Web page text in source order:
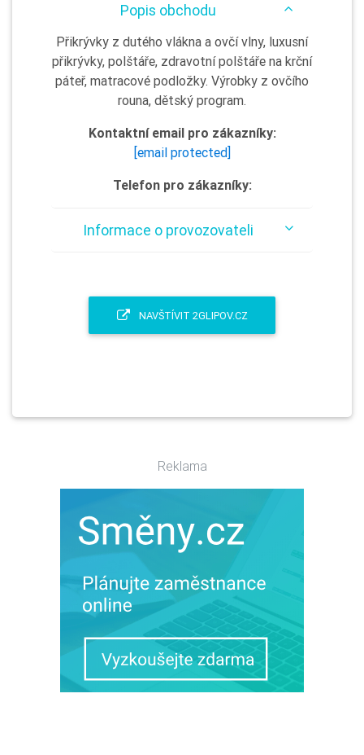
Popis obchodu
Přikrývky z dutého vlákna a ovčí vlny, luxusní
přikrývky, polštáře, zdravotní polštáře na krční
páteř, matracové podložky. Výrobky z ovčího
rouna, dětský program.
Kontaktní email pro zákazníky:
[email protected]
Telefon pro zákazníky:
Informace o provozovateli
NAVŠTÍVIT 2GLIPOV.CZ
Reklama